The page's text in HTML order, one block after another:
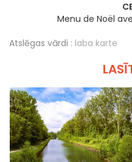
Menu de Noël
Atslēgas vārdi : laba karte